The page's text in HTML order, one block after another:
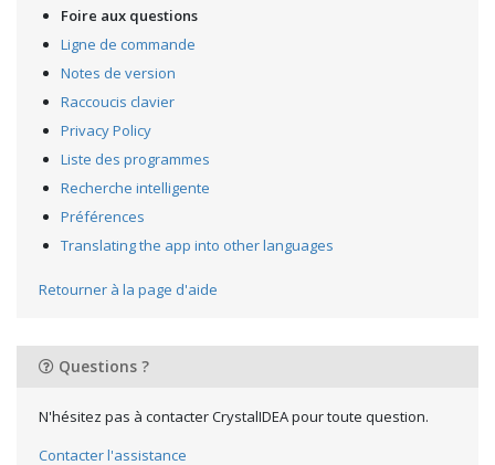
Foire aux questions
Ligne de commande
Notes de version
Raccoucis clavier
Privacy Policy
Liste des programmes
Recherche intelligente
Préférences
Translating the app into other languages
Retourner à la page d'aide
Questions ?
N'hésitez pas à contacter CrystalIDEA pour toute question.
Contacter l'assistance